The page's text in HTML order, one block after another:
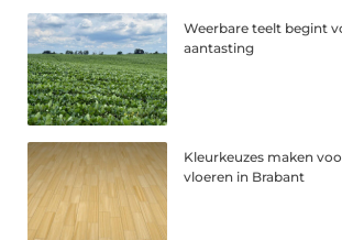
Weerbare teelt begint
aantasting
Kleurkeuzes maken
vloeren in Brabant